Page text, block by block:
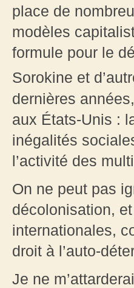
place de
modèles
formule pour le
Sorokine et
dernières
aux États-Unis :
inégalités
l’activité des
On ne peut pas
décolonisation,
internationales,
droit à l’auto-
Je ne